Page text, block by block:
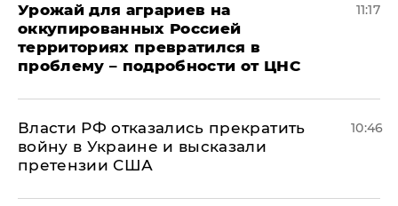
Урожай для аграриев на
оккупированных Россией
территориях превратился в
проблему – подробности от ЦНС
11:17
Власти РФ отказались прекратить
войну в Украине и высказали
претензии США
10:46